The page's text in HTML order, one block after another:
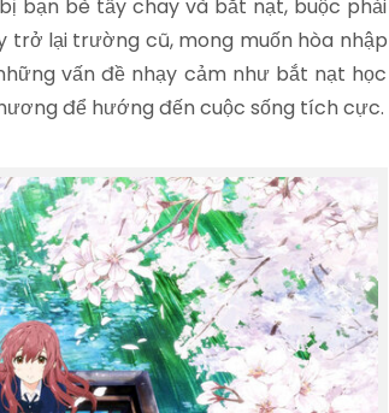
bạn bè tẩy chay và bắt nạt, buộc phải
trở lại trường cũ, mong muốn hòa nhập
vấn đề nhạy cảm như bắt nạt học
để hướng đến cuộc sống tích cực.